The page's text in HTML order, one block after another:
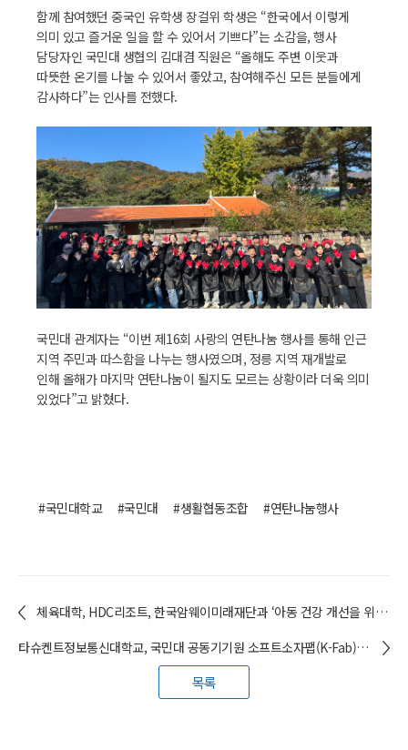
함께 참여했던 중국인 유학생 장걸위 학생은 “한국에서 이렇게
의미 있고 즐거운 일을 할 수 있어서 기쁘다”는 소감을, 행사
담당자인 국민대 생협의 김대겸 직원은 “올해도 주변 이웃과
따뜻한 온기를 나눌 수 있어서 좋았고, 참여해주신 모든 분들에게
감사하다”는 인사를 전했다.
국민대 관계자는 “이번 제16회 사랑의 연탄나눔 행사를 통해 인근
지역 주민과 따스함을 나누는 행사였으며, 정릉 지역 재개발로
인해 올해가 마지막 연탄나눔이 될지도 모르는 상황이라 더욱 의미
있었다”고 밝혔다.
#국민대학교 #국민대 #생활협동조합 #연탄나눔행사
체육대학, HDC리조트, 한국암웨이미래재단과 ‘아동 건강 개선을 위한 사회공헌’ 업무 협약
타슈켄트정보통신대학교, 국민대 공동기기원 소프트소자팹(K-Fab) 벤치마킹
목록